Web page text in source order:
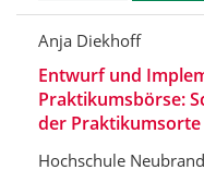
Anja Diekhoff
Entwurf und
Praktikumsbörse:
der Praktikumsorte
Hochschule